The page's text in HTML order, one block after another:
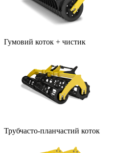
Гумовий коток + чистик
Трубчасто-планчастий коток